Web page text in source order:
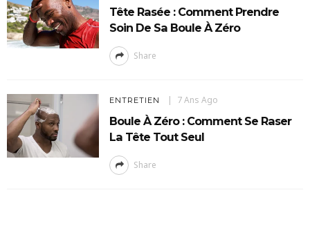
Tête Rasée : Comment Prendre
Soin De Sa Boule À Zéro
Share
ENTRETIEN 7 Ans Ago
Boule À Zéro : Comment Se Raser
La Tête Tout Seul
Share